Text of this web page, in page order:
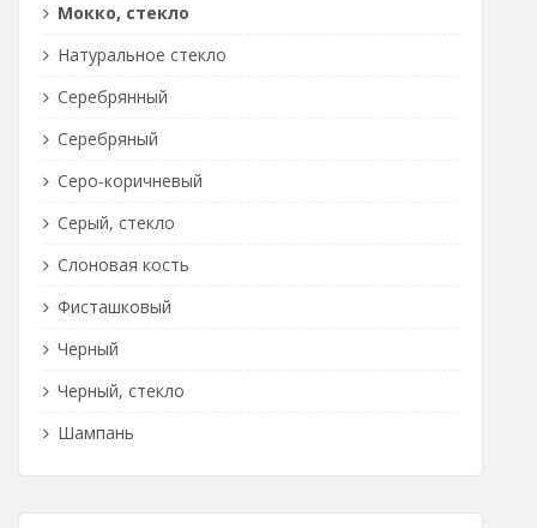
Мокко, стекло
Натуральное стекло
Серебрянный
Серебряный
Серо-коричневый
Серый, стекло
Слоновая кость
Фисташковый
Черный
Черный, стекло
Шампань